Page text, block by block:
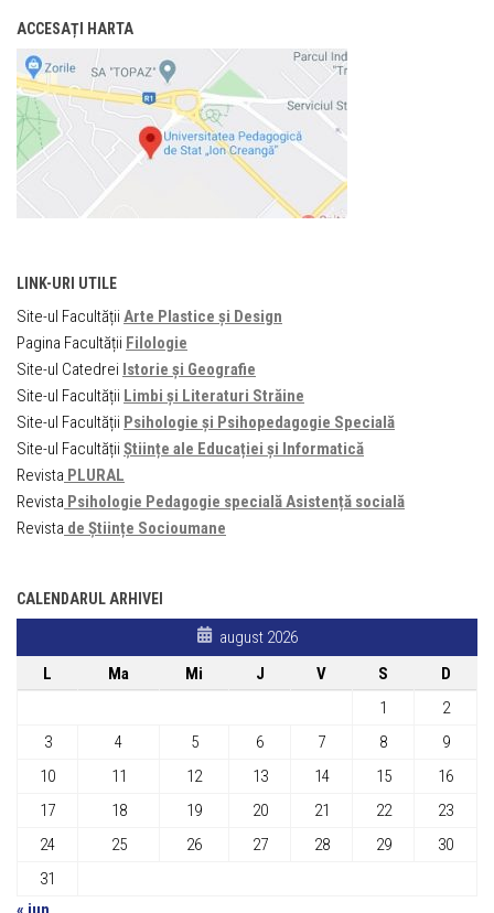
ACCESAȚI HARTA
LINK-URI UTILE
Site-ul Facultății Arte Plastice și Design
Pagina Facultății Filologie
Site-ul Catedrei Istorie și Geografie
Site-ul Facultății Limbi și Literaturi Străine
Site-ul Facultății Psihologie și Psihopedagogie Specială
Site-ul Facultății Științe ale Educației și Informatică
Revista PLURAL
Revista Psihologie Pedagogie specială Asistență socială
Revista de Științe Socioumane
CALENDARUL ARHIVEI
august 2026
L
Ma Mi J V S
D
1
2
3
4 5 6 7 8
9
10
11 12 13 14 15
16
17
18 19 20 21 22
23
24
25 26 27 28 29
30
31